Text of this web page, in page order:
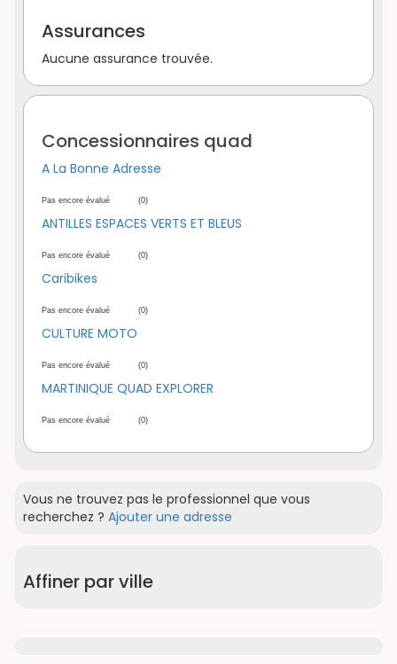
Assurances
Aucune assurance trouvée.
Concessionnaires quad
A La Bonne Adresse
Pas encore évalué (0)
ANTILLES ESPACES VERTS ET BLEUS
Pas encore évalué (0)
Caribikes
Pas encore évalué (0)
CULTURE MOTO
Pas encore évalué (0)
MARTINIQUE QUAD EXPLORER
Pas encore évalué (0)
Vous ne trouvez pas le professionnel que vous
recherchez ? Ajouter une adresse
Affiner par ville